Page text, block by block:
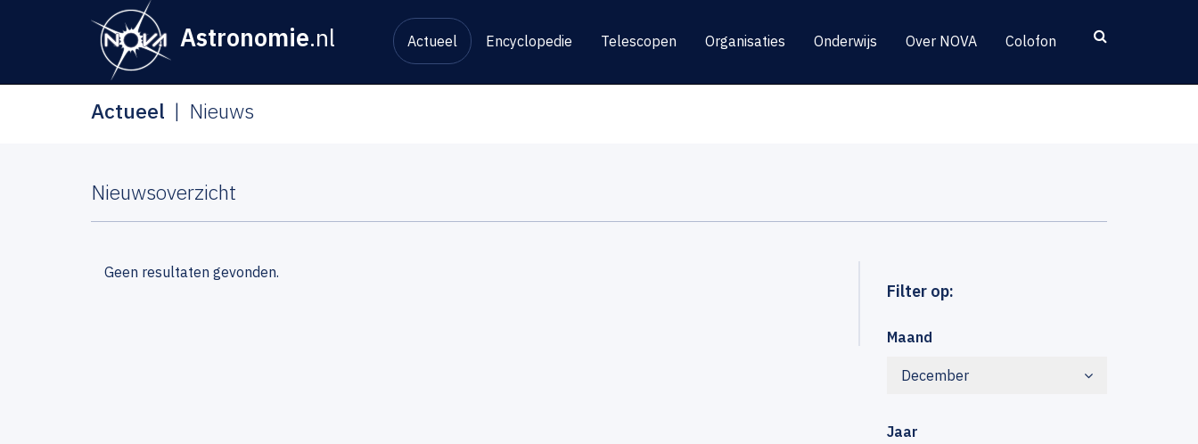
Astronomie.nl Actueel Encyclopedie Telescopen Organisaties Onderwijs Over NOVA Colofon
Actueel Nieuws
Nieuwsoverzicht
Filter op:
Maand
December
Jaar
Geen resultaten gevonden.